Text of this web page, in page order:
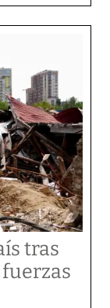
tras